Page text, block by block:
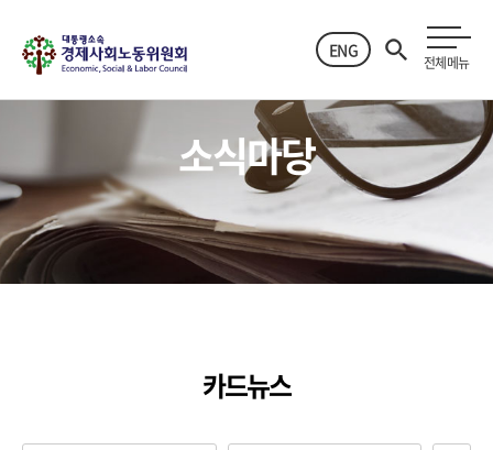
ENG
전체메뉴
소식마당
카드뉴스